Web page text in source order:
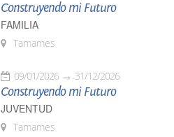
Construyendo mi Futuro
FAMILIA
Tamames
09/01/2026 31/12/2026
Construyendo mi Futuro
JUVENTUD
Tamames